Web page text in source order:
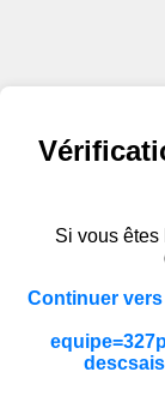
Si vous
Continuer